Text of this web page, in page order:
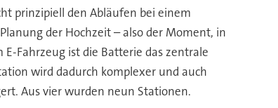
prinzipiell den Abläufen bei einem
der Hochzeit – also der Moment, in
Fahrzeug ist die Batterie das zentrale
wird dadurch komplexer und auch
Aus vier wurden neun Stationen.